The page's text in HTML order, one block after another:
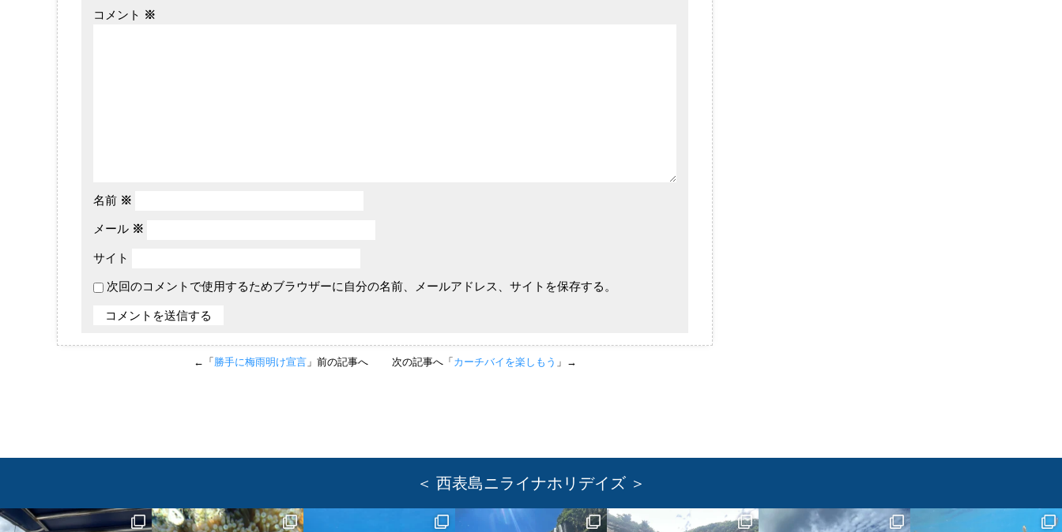
コメント ※
名前 ※
メール ※
サイト
次回のコメントで使用するためブラウザーに自分の名前、メールアドレス、サイトを保存する。
←「 勝手に梅雨明け宣言」前の記事へ 次の記事へ「 カーチバイを楽しもう 」→
＜ 西表島ニライナホリデイズ ＞